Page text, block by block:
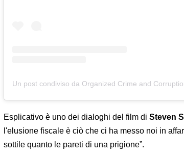
Esplicativo è uno dei dialoghi del film di Steven
l'elusione fiscale è ciò che ci ha messo noi in
sottile quanto le pareti di una prigione”.